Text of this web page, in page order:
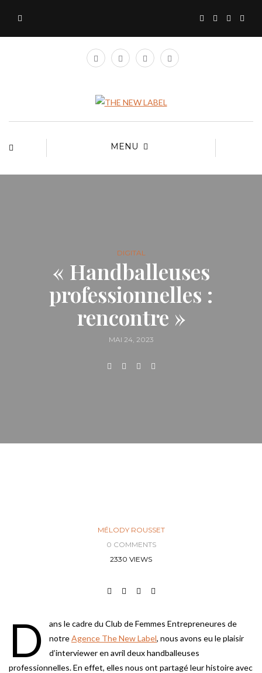
MENU
DIGITAL
« Handballeuses
professionnelles :
rencontre »
MAI 24, 2023
MÉLODY ROUSSET
0 COMMENTS
2330 VIEWS
D
ans le cadre du Club de Femmes Entrepreneures de
notreAgence The New Label, nous avons eu le plaisir
d’interviewer en avril deux handballeuses
professionnelles. En effet, elles nous ont partagé leur histoire avec